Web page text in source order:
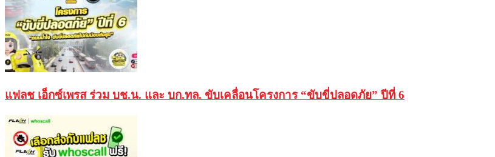
แฟลช เอ็กซ์เพรส ร่วม บช.น. และ บก.ทล. ขับเคลื่อนโครงการ “ขับขี่ปลอดภัย” ปีที่ 6